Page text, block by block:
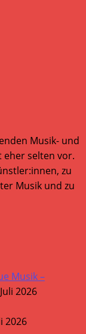
Musik- und
eher selten vor.
zu
Musik und zu
Musik –
2026
2026